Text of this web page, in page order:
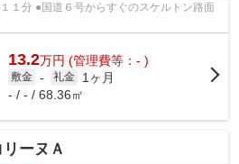
１分 ●国道６号からすぐのスケルトン路面
13.2万円 (管理費等：- )
敷金 - 礼金
1ヶ月
- / - / 68.36㎡
ーヌＡ